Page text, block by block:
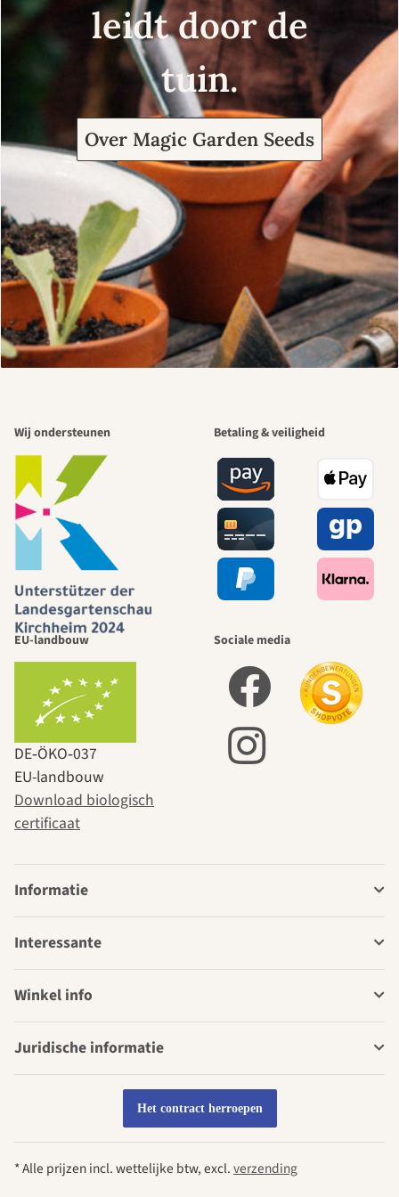
leidt door de
tuin.
Over Magic Garden Seeds
Wij ondersteunen Betaling & veiligheid
EU-landbouw
DE‑ÖKO‑037
EU-landbouw
Download biologisch
certificaat
Sociale media
Informatie
Interessante
Winkel info
Juridische informatie
Het contract herroepen
* Alle prijzen incl. wettelijke btw, excl.verzending